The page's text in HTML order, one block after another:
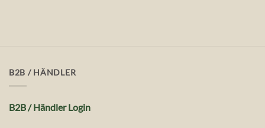
B2B / HÄNDLER
B2B / Händler Login